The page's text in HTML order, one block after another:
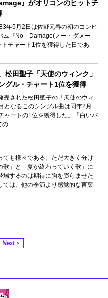
』がオリコンのヒットチ
年5月2日は佐野元春の初のコンピ
ム『No Damage(ノー・ダメー
チャート1位を獲得した日であ
松田聖子「天使のウィンク」
グル・チャート1位を獲得
売された松田聖子の「天使のウィ
となるこのシングル曲は同年2月
ャートの1位を獲得した。「白いパ
...
ても様々である。ただ大きく分け
歌」と「夏が終わっていく歌」に
場するのは期待に胸を膨らませた
ては、他の季節より感覚的な言葉
Next >